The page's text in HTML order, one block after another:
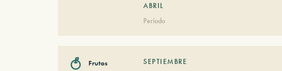
ABRIL
Período
Frutos
SEPTIEMBRE